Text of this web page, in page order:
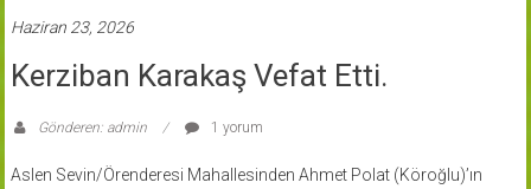
Haziran 23, 2026
Kerziban Karakaş Vefat Etti.
Gönderen: admin 1 yorum
Aslen Sevin/Örenderesi Mahallesinden Ahmet Polat (Köroğlu)’ın